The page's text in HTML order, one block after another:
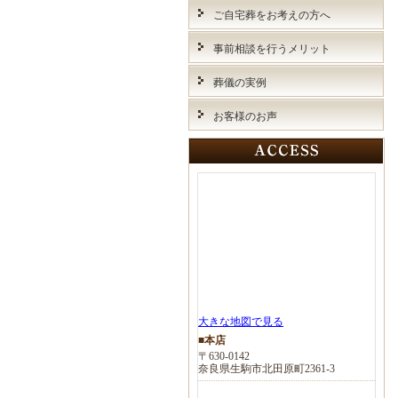
ご自宅葬をお考えの方へ
事前相談を行うメリット
葬儀の実例
お客様のお声
大きな地図で見る
■本店
〒630-0142
奈良県生駒市北田原町2361-3